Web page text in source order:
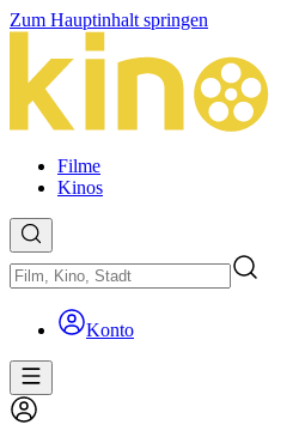
Zum Hauptinhalt springen
Filme
Kinos
Konto